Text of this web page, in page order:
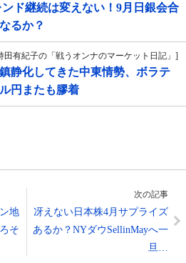
ド継続は変えない！9月日銀会合
るか？
有紀子の「戦うオンナのマーケット日記」]
静化してきた中東情勢、ボラテ
円またも膠着
地
そ
次の記事
冴えない日本株4月サプライズ
あるか？NYダウSellinMayへ一
旦…